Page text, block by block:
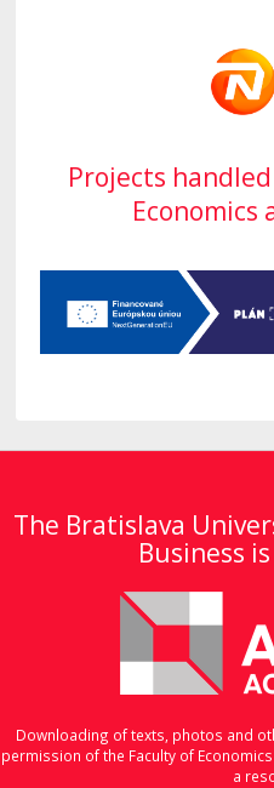
Projects
Economics
The Bratislava
Business
Downloading of texts, photos and
permission of the Faculty of
a